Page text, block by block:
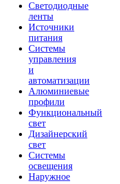
Светодиодные
ленты
Источники
питания
Системы
управления
и
автоматизации
Алюминиевые
профили
Функциональный
свет
Дизайнерский
свет
Системы
освещения
Наружное